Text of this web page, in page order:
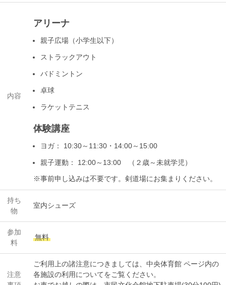
内容
アリーナ
親子広場（小学生以下）
ストラックアウト
バドミントン
卓球
ラケットテニス
体験講座
ヨガ： 10:30～11:30・14:00～15:00
親子運動： 12:00～13:00 （２歳～未就学児）
※事前申し込みは不要です。剣道場にお集まりください。
持ち
物
室内シューズ
参加
料
無料
注意
ご利用上の諸注意につきましては、中央体育館 ページ内の
各施設の利用についてをご覧ください。